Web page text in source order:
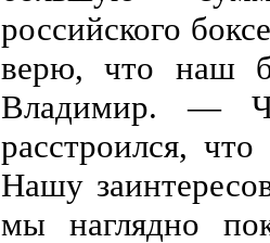
российского
верю, что наш
Владимир. —
расстроился,
Нашу
мы наглядно